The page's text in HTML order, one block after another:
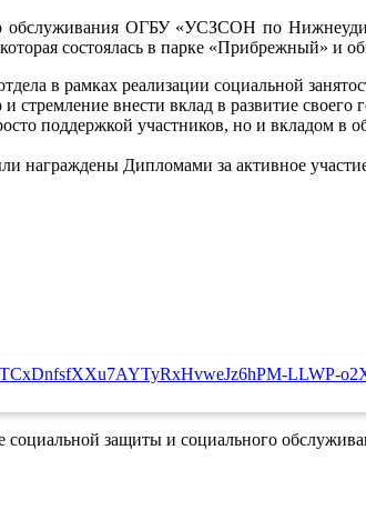
обслуживания ОГБУ «УСЗСОН по
состоялась в парке «Прибрежный» и
в рамках реализации социальной
внести вклад в развитие
поддержкой участников, но и вкладом в
награждены Дипломами за активное
защиты и социального